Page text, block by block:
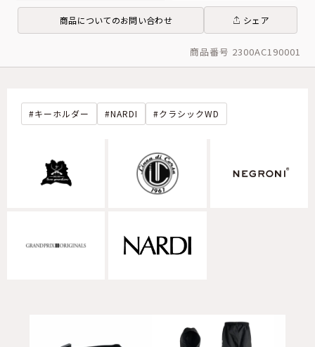
商品についてのお問い合わせ シェア
商品番号 2300AC190001
キーホルダー NARDI クラシックWD